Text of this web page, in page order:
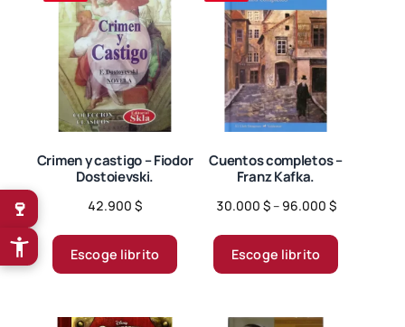
Crimen y castigo – Fiodor
Dostoievski.
42.900 $
Escoge librito
producto
variantes.
Cuentos completos –
Franz Kafka.
30.000 $– 96.000 $Price
30.000 $
Escoge librito
🍷